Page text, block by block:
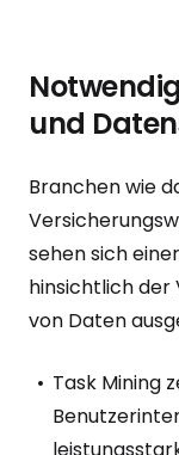
und
Branchen wie
sehen sich
hinsichtlich der
von Daten
Task Mining